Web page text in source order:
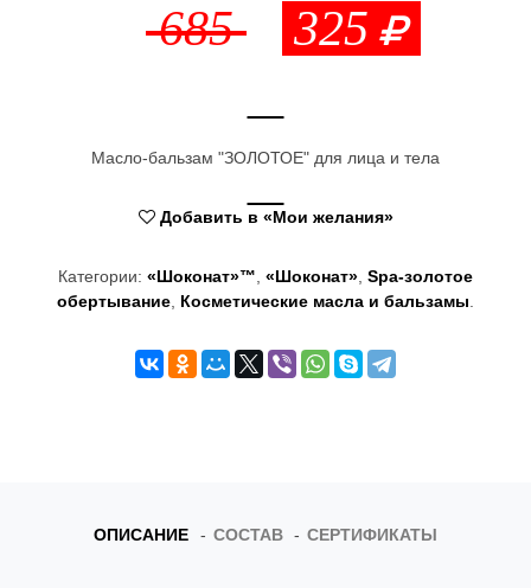
685 325
Масло-бальзам "ЗОЛОТОЕ" для лица и тела
Добавить в «Мои желания»
Категории: «Шоконат»™ «Шоконат» Spa-золотое
обертывание Косметические масла и бальзамы
ОПИСАНИЕ СОСТАВ СЕРТИФИКАТЫ